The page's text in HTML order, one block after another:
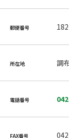
郵便番号
所在地 調
電話番号
FAX番号